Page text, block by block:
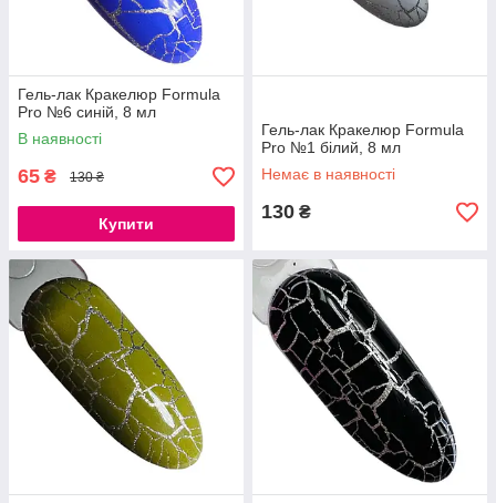
Гель-лак Кракелюр Formula
Pro №6 синій, 8 мл
В наявності
65 ₴ 130 ₴
Купити
Гель-лак Кракелюр Formula
Pro №1 білий, 8 мл
Немає в наявності
130 ₴